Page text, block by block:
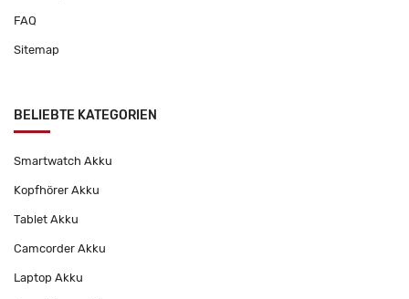
FAQ
Sitemap
BELIEBTE KATEGORIEN
Smartwatch Akku
Kopfhörer Akku
Tablet Akku
Camcorder Akku
Laptop Akku